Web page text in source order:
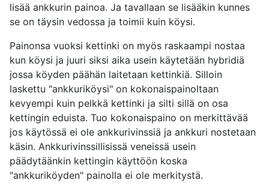
lisää ankkurin painoa. Ja tavallaan se lisääkin kunnes
se on täysin vedossa ja toimii kuin köysi.
Painonsa vuoksi kettinki on myös raskaampi nostaa
kun köysi ja juuri siksi aika usein käytetään hybridiä
jossa köyden päähän laitetaan kettinkiä. Silloin
laskettu "ankkuriköysi" on kokonaispainoltaan
kevyempi kuin pelkkä kettinki ja silti sillä on osa
kettingin eduista. Tuo kokonaispaino on merkittävää
jos käytössä ei ole ankkurivinssiä ja ankkuri nostetaan
käsin. Ankkurivinssillisissä veneissä usein
päädytäänkin kettingin käyttöön koska
"ankkuriköyden" painolla ei ole merkitystä.